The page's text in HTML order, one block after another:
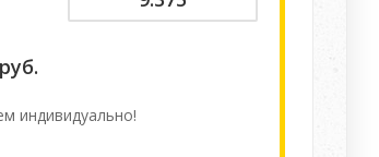
руб.
индивидуально!